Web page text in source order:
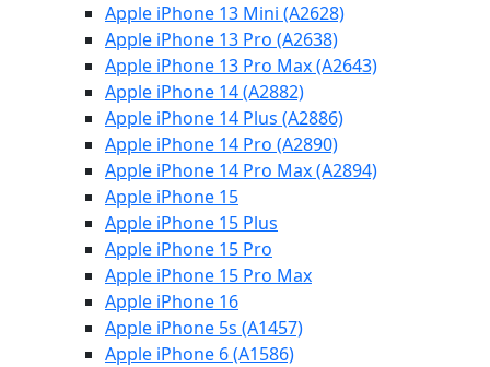
Apple iPhone 13 Mini (A2628)
Apple iPhone 13 Pro (A2638)
Apple iPhone 13 Pro Max (A2643)
Apple iPhone 14 (A2882)
Apple iPhone 14 Plus (A2886)
Apple iPhone 14 Pro (A2890)
Apple iPhone 14 Pro Max (A2894)
Apple iPhone 15
Apple iPhone 15 Plus
Apple iPhone 15 Pro
Apple iPhone 15 Pro Max
Apple iPhone 16
Apple iPhone 5s (A1457)
Apple iPhone 6 (A1586)